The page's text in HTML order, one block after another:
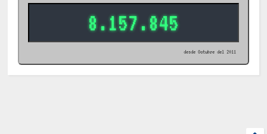
8.157.845
desde Octubre del 2011